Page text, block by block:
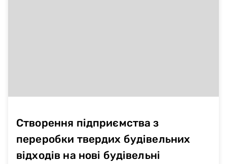
Створення підприємства з
переробки твердих будівельних
відходів на нові будівельні